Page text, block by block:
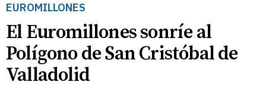
EUROMILLONES
El Euromillones sonríe al
Polígono de San Cristóbal de
Valladolid